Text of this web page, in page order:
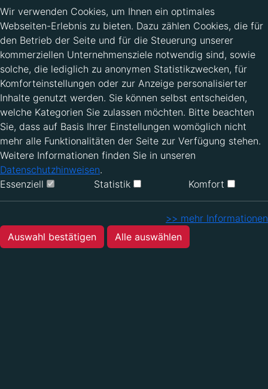
Wir verwenden Cookies, um Ihnen ein optimales
Webseiten-Erlebnis zu bieten. Dazu zählen Cookies, die für
den Betrieb der Seite und für die Steuerung unserer
kommerziellen Unternehmensziele notwendig sind, sowie
solche, die lediglich zu anonymen Statistikzwecken, für
Komforteinstellungen oder zur Anzeige personalisierter
Inhalte genutzt werden. Sie können selbst entscheiden,
welche Kategorien Sie zulassen möchten. Bitte beachten
Sie, dass auf Basis Ihrer Einstellungen womöglich nicht
mehr alle Funktionalitäten der Seite zur Verfügung stehen.
Weitere Informationen finden Sie in unseren
Datenschutzhinweisen.
Essenziell
Statistik Komfort
>> mehr Informationen
Auswahl bestätigen
Alle auswählen